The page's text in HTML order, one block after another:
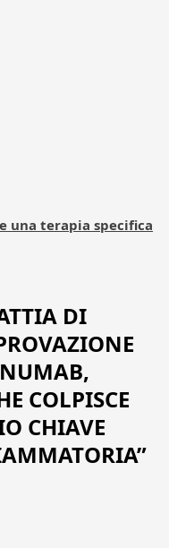
una terapia specifica
DI
COLPISCE
CHIAVE
”